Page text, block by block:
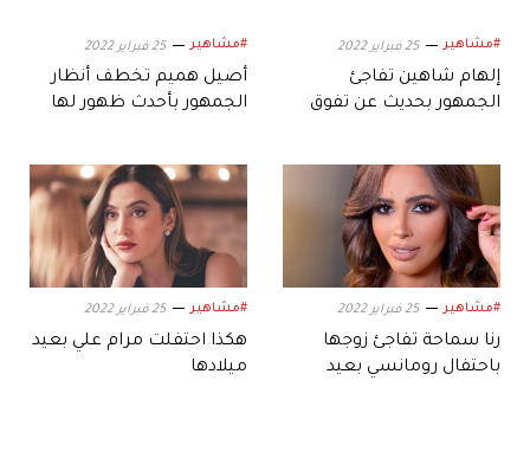
#مشاهير 25 فبراير 2022
إلهام شاهين تفاجئ
الجمهور بحديث عن تفوق
#مشاهير 25 فبراير 2022
أصيل هميم تخطف أنظار
الجمهور بأحدث ظهور لها
#مشاهير 25 فبراير 2022
رنا سماحة تفاجئ زوجها
باحتفال رومانسي بعيد
#مشاهير 25 فبراير 2022
هكذا احتفلت مرام علي بعيد
ميلادها